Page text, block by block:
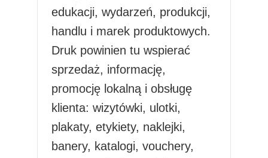
edukacji, wydarzeń, produkcji,
handlu i marek produktowych.
Druk powinien tu wspierać
sprzedaż, informację,
promocję lokalną i obsługę
klienta: wizytówki, ulotki,
plakaty, etykiety, naklejki,
banery, katalogi, vouchery,